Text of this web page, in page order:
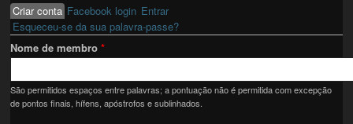
Primary tabs
Criar conta (active tab)
Facebook login Entrar
Esqueceu-se da sua palavra-passe?
Nome de membro*
São permitidos espaços entre palavras; a pontuação não é permitida com excepção
de pontos finais, hífens, apóstrofos e sublinhados.